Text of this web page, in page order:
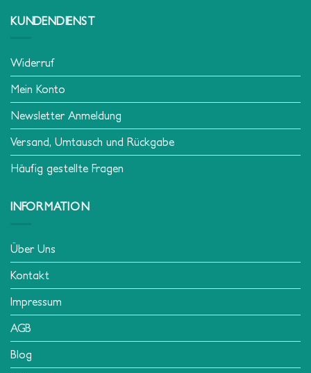
KUNDENDIENST
Widerruf
Mein Konto
Newsletter Anmeldung
Versand, Umtausch und Rückgabe
Häufig gestellte Fragen
INFORMATION
Über Uns
Kontakt
Impressum
AGB
Blog